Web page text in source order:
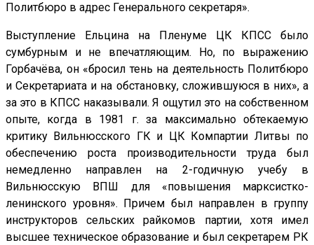
Политбюро в адрес Генерального секретаря».
Выступление Ельцина на Пленуме ЦК КПСС было
сумбурным и не впечатляющим. Но, по выражению
Горбачёва, он «бросил тень на деятельность Политбюро
и Секретариата и на обстановку, сложившуюся в них», а
за это в КПСС наказывали. Я ощутил это на собственном
опыте, когда в 1981 г. за максимально обтекаемую
критику Вильнюсского ГК и ЦК Компартии Литвы по
обеспечению роста производительности труда был
немедленно направлен на 2-годичную учебу в
Вильнюсскую ВПШ для «повышения марксистко-
ленинского уровня». Причем был направлен в группу
инструкторов сельских райкомов партии, хотя имел
высшее техническое образование и был секретарем РК